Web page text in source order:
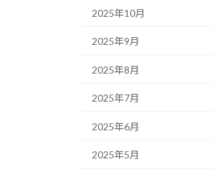
2025年10月
2025年9月
2025年8月
2025年7月
2025年6月
2025年5月